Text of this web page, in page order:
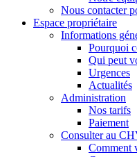
Nous contacter
Espace propriétaire
Informations
Pourquoi
Qui peut
Urgences
Actualités
Administration
Nos tarifs
Paiement
Consulter au
Comment